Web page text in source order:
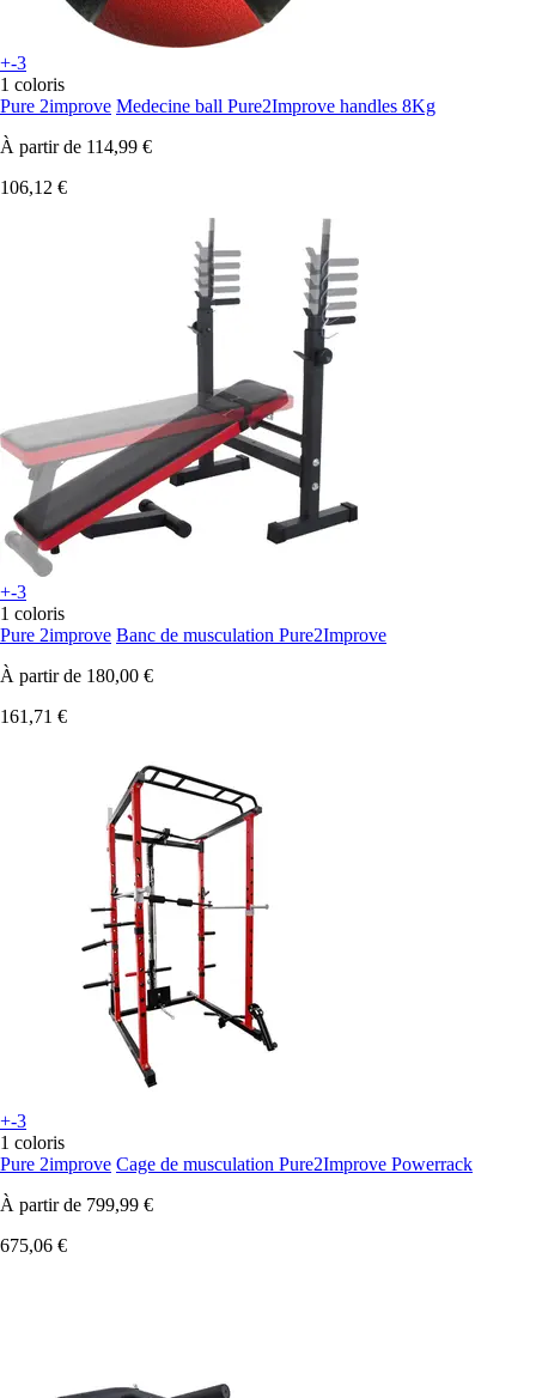
+-3
1 coloris
Pure 2improve Medecine ball Pure2Improve handles 8Kg
À partir de 114,99 €
106,12 €
+-3
1 coloris
Pure 2improve Banc de musculation Pure2Improve
À partir de 180,00 €
161,71 €
+-3
1 coloris
Pure 2improve Cage de musculation Pure2Improve Powerrack
À partir de 799,99 €
675,06 €